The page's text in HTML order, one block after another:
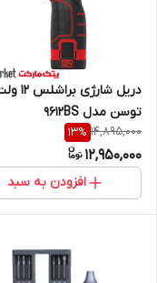
دریل شارژی
توسن مدل 9612BS
14,895,000
13%
12,950,000
افزودن به سبد